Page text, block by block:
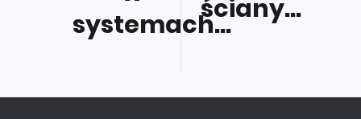
systemach...ściany...